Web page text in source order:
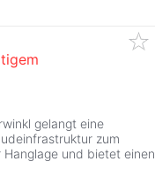
gelangt eine
zum
und bietet einen